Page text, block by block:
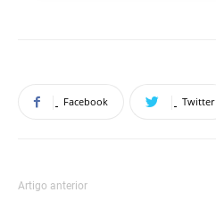
Facebook Twitter
Artigo anterior